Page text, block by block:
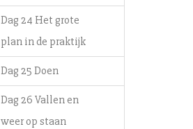
Dag 24 Het grote
plan in de praktijk
Dag 25 Doen
Dag 26 Vallen en
weer op staan